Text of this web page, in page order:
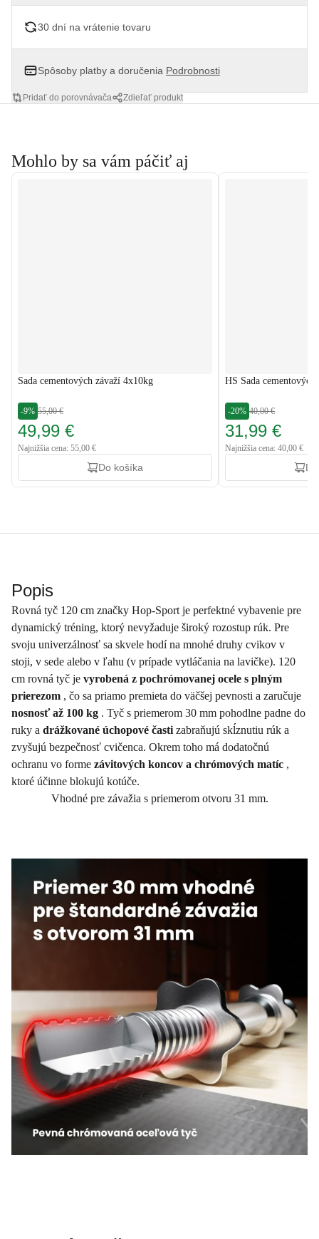
30 dní na vrátenie tovaru
Spôsoby platby a doručenia Podrobnosti
Pridať do porovnávača Zdieľať produkt
Mohlo by sa vám páčiť aj
Sada cementových závaží 4x10kg
-9% 55,00 €
49,99 €
Najnižšia cena: 55,00 €
Do košíka
HS Sada
-20% 40,00 €
31,99 €
Najnižšia cena: 40,00 €
Popis
Rovná tyč 120 cm značky Hop-Sport je perfektné vybavenie pre
dynamický tréning, ktorý nevyžaduje široký rozostup rúk. Pre
svoju univerzálnosť sa skvele hodí na mnohé druhy cvikov v
stoji, v sede alebo v ľahu (v prípade vytláčania na lavičke). 120
cm rovná tyč je vyrobená z pochrómovanej ocele s plným
prierezom , čo sa priamo premieta do väčšej pevnosti a zaručuje
nosnosť až 100 kg . Tyč s priemerom 30 mm pohodlne padne do
ruky a drážkované úchopové časti zabraňujú skĺznutiu rúk a
zvyšujú bezpečnosť cvičenca. Okrem toho má dodatočnú
ochranu vo forme závitových koncov a chrómových matíc ,
ktoré účinne blokujú kotúče.
Vhodné pre závažia s priemerom otvoru 31 mm.